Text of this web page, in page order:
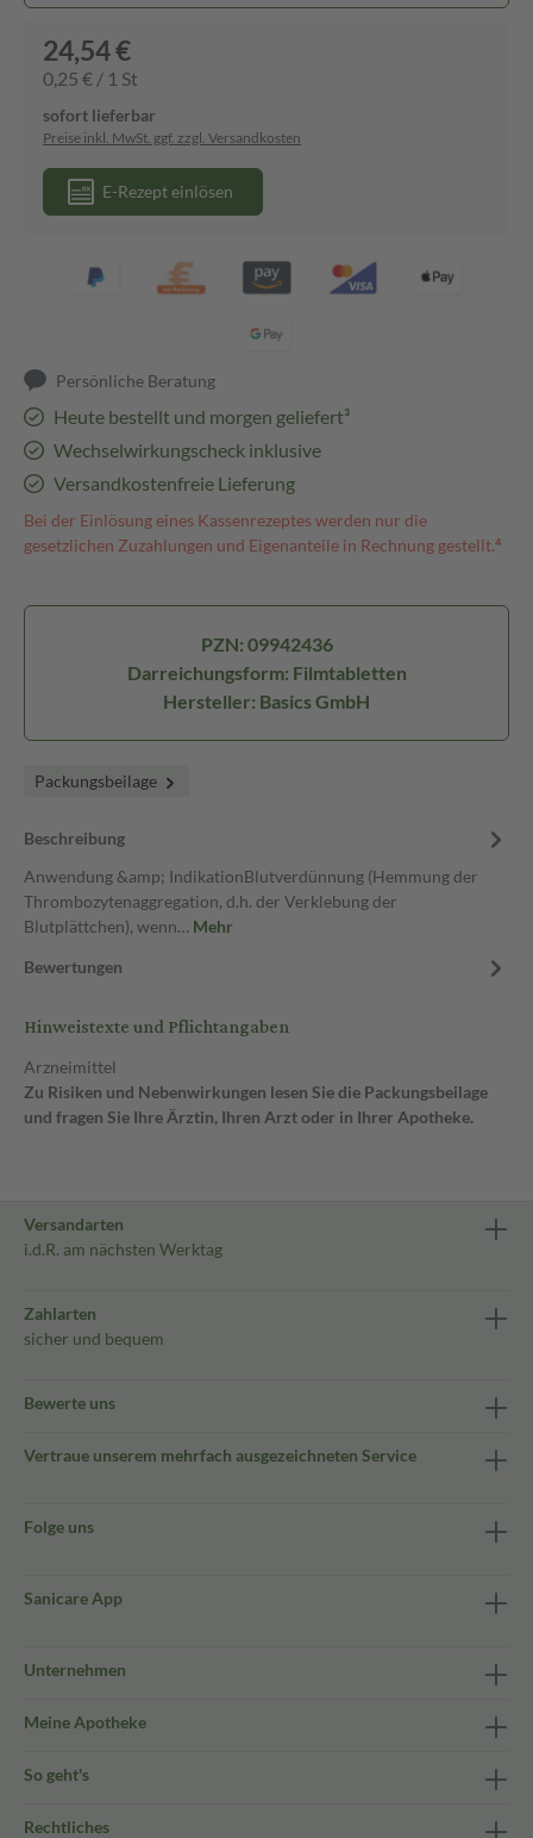
24,54 €
0,25 € / 1 St
sofort lieferbar
Preise inkl. MwSt. ggf. zzgl. Versandkosten
E-Rezept einlösen
Persönliche Beratung
Heute bestellt und morgen geliefert³
Wechselwirkungscheck inklusive
Versandkostenfreie Lieferung
Bei der Einlösung eines Kassenrezeptes werden nur die
gesetzlichen Zuzahlungen und Eigenanteile in Rechnung gestellt.⁴
PZN: 09942436
Darreichungsform: Filmtabletten
Hersteller: Basics GmbH
Packungsbeilage
Beschreibung
Anwendung &amp; IndikationBlutverdünnung (Hemmung der
Thrombozytenaggregation, d.h. der Verklebung der
Blutplättchen), wenn… Mehr
Bewertungen
Hinweistexte und Pflichtangaben
Arzneimittel
Zu Risiken und Nebenwirkungen lesen Sie die Packungsbeilage
und fragen Sie Ihre Ärztin, Ihren Arzt oder in Ihrer Apotheke.
Versandarten
i.d.R. am nächsten Werktag
Zahlarten
sicher und bequem
Bewerte uns
Vertraue unserem mehrfach ausgezeichneten Service
Folge uns
Sanicare App
Unternehmen
Meine Apotheke
So geht's
Rechtliches